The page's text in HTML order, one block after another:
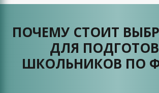
ПОЧЕМУ СТОИТ
ДЛЯ
ШКОЛЬНИКОВ ПО